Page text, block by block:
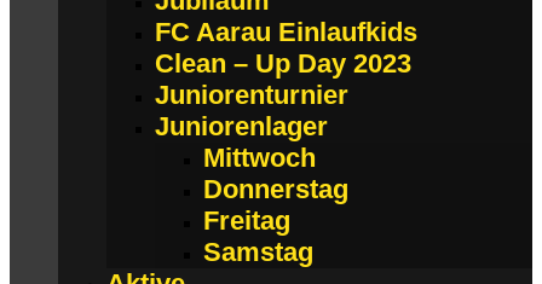
FC Aarau Einlaufkids
Clean – Up Day 2023
Juniorenturnier
Juniorenlager
Mittwoch
Donnerstag
Freitag
Samstag